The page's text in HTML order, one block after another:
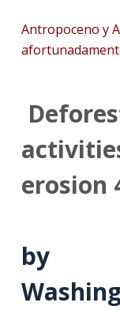
Antropoceno y
erosion
by